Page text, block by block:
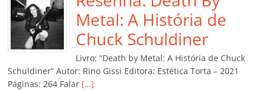
o
o
k
p
p
n Cl
a
ss
ro
n
k
til
h
ar
Metal: A História de
Chuck Schuldiner
Livro: “Death by Metal: A História de Chuck
Schuldiner” Autor: Rino Gissi Editora: Estética Torta – 2021
Páginas: 264 Falar […]